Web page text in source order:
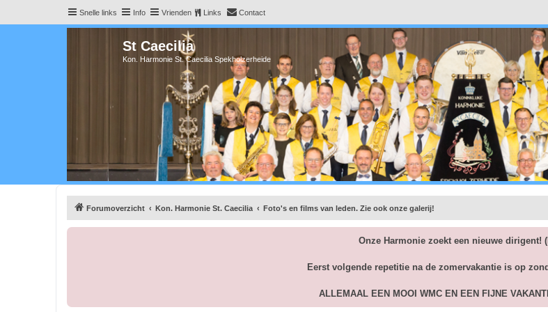
Snelle links Info Vrienden Links Contact
St Caecilia
Kon. Harmonie St. Caecilia Spekholzerheide
Forumoverzicht Kon. Harmonie St. Caecilia Foto's en films van leden. Zie ook onze galerij!
Onze Harmonie zoekt een nieuwe dirigent!
Eerst volgende repetitie na de zomervakantie is op
ALLEMAAL EEN MOOI WMC EN EEN FIJNE